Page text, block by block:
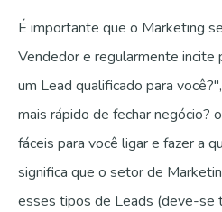
É importante que o Marketing
Vendedor e regularmente incite
um Lead qualificado para
mais rápido de fechar negócio?
fáceis para você ligar e fazer a
significa que o setor de
esses tipos de Leads (deve-se